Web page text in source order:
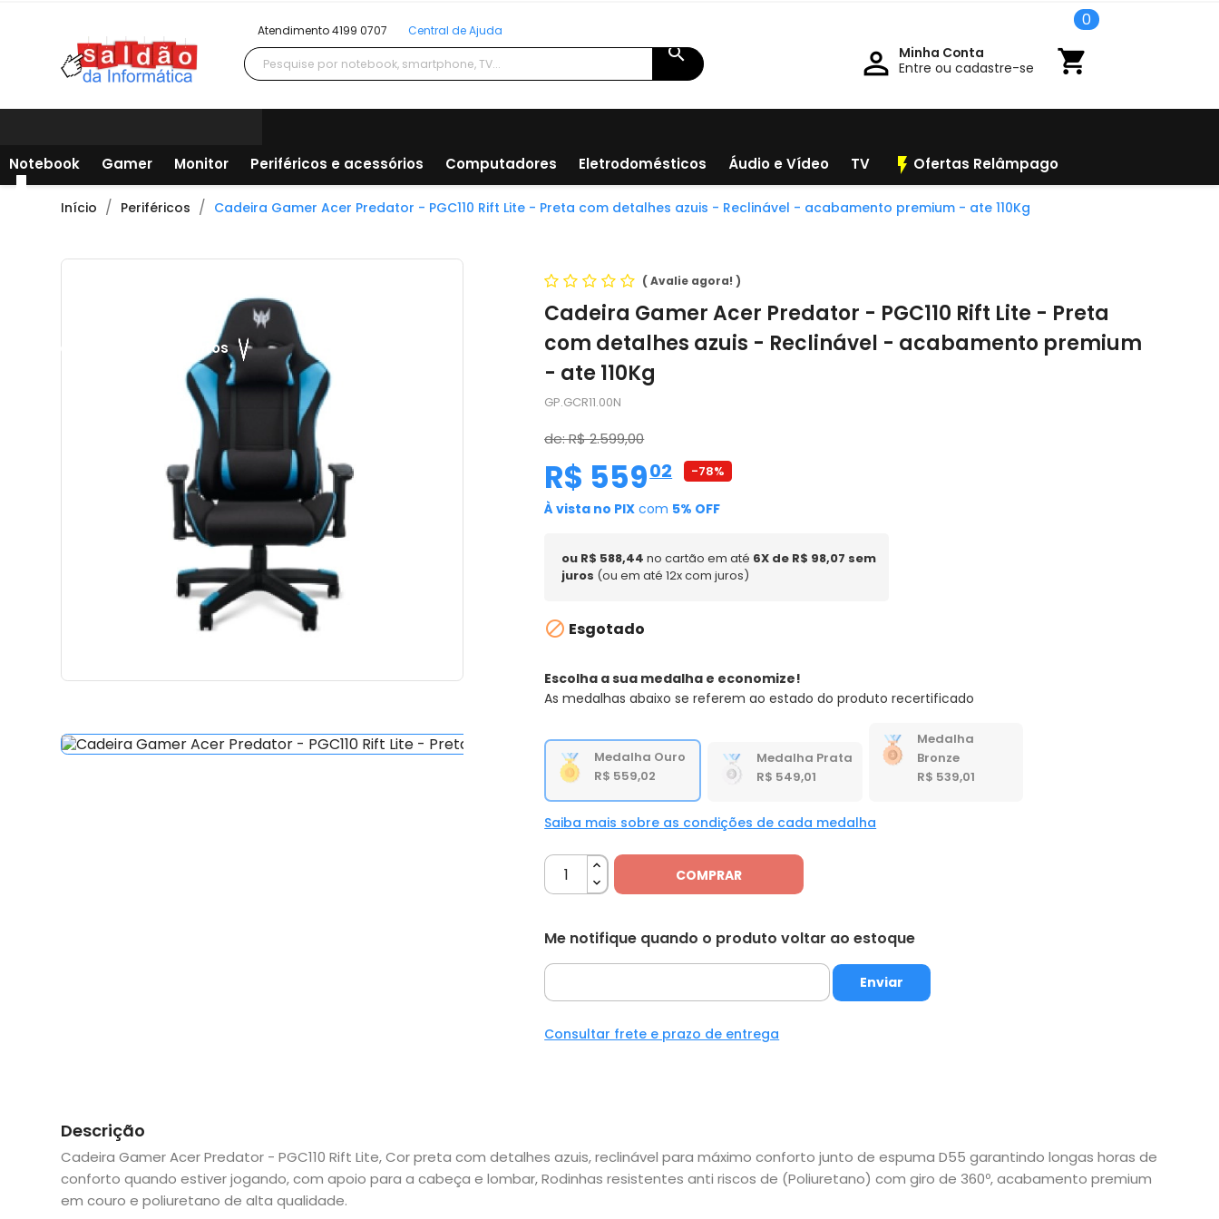
Atendimento 4199 0707 Central de Ajuda
search  Minha Conta
Entre ou cadastre-se
shopping_cart
0
Todos os departamentos
Notebook Gamer Monitor Periféricos e acessórios Computadores Eletrodomésticos Áudio e Vídeo TV flash_on Ofertas Relâmpago
Início Periféricos Cadeira Gamer Acer Predator - PGC110 Rift Lite - Preta com detalhes azuis - Reclinável - acabamento premium - ate 110Kg
(Avalie agora!)
Cadeira Gamer Acer Predator - PGC110 Rift Lite - Preta
com detalhes azuis - Reclinável - acabamento premium
- ate 110Kg
GP.GCR11.00N
de: R$ 2.599,00
R$ 559,
02 -78%
À vista no PIX com 5% OFF
ou R$ 588,44 no cartão em até 6X de R$ 98,07 sem
juros (ou em até 12x com juros)
 Esgotado
Escolha a sua medalha e economize!
As medalhas abaixo se referem ao estado do produto recertificado
Medalha Ouro
R$ 559,02
Medalha Prata
R$ 549,01
Medalha
Bronze
R$ 539,01
Saiba mais sobre as condições de cada medalha
COMPRAR
Me notifique quando o produto voltar ao estoque
Consultar frete e prazo de entrega
Descrição
Cadeira Gamer Acer Predator - PGC110 Rift Lite, Cor preta com detalhes azuis, reclinável para máximo conforto junto de espuma D55 garantindo longas horas de
conforto quando estiver jogando, com apoio para a cabeça e lombar, Rodinhas resistentes anti riscos de (Poliuretano) com giro de 360º, acabamento premium
em couro e poliuretano de alta qualidade.